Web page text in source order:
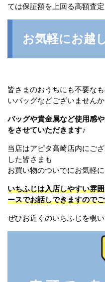
ては保証額を上回る高額査定
お気軽にお越
皆さまのおうちにも不要な
いバッグなどございませんか
バッグや貴金属など使用感
をさせていただきます♪
当店はアピタ高崎店内にご
した皆さまも
お買い物のついでにお気軽
いちふじは入店しやすい雰
ースでお話しできますので
ぜひお近くのいちふじを覗